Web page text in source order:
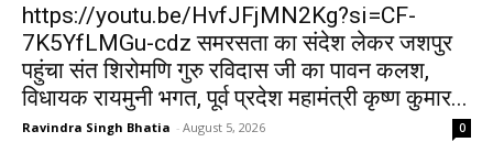
https://youtu.be/HvfJFjMN2Kg?si=CF-
7K5YfLMGu-cdz समरसता का संदेश लेकर जशपुर
पहुंचा संत शिरोमणि गुरु रविदास जी का पावन कलश,
विधायक रायमुनी भगत, पूर्व प्रदेश महामंत्री कृष्ण कुमार...
Ravindra Singh Bhatia - August 5, 2026 0